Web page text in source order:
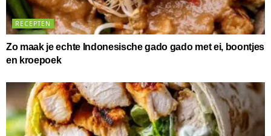
RECEPTEN
Zo maak je echte Indonesische gado gado met ei, boontjes
en kroepoek